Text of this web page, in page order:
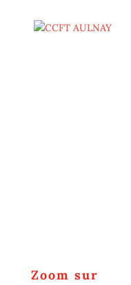
Zoom sur